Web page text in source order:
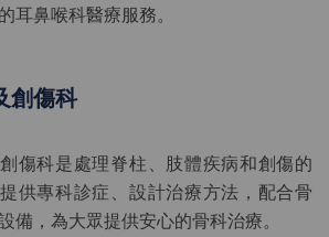
耳鼻喉科醫療服務。
創傷科
傷科是處理脊柱、肢體疾病和創傷的
供專科診症、設計治療方法，配合骨
備，為大眾提供安心的骨科治療。